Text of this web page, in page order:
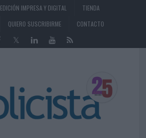
EDICIÓN IMPRESA Y DIGITAL
TIENDA
QUIERO SUSCRIBIRME CONTACTO